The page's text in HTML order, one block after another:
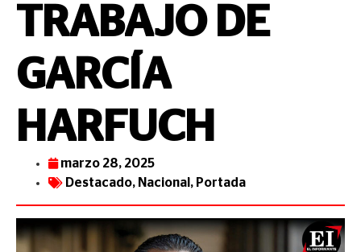
TRABAJO DE
GARCÍA
HARFUCH
marzo 28, 2025
Destacado, Nacional , Portada